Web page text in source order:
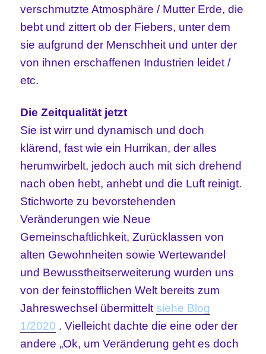
verschmutzte Atmosphäre / Mutter Erde, die
bebt und zittert ob der Fiebers, unter dem
sie aufgrund der Menschheit und unter der
von ihnen erschaffenen Industrien leidet /
etc.
Die Zeitqualität jetzt
Sie ist wirr und dynamisch und doch
klärend, fast wie ein Hurrikan, der alles
herumwirbelt, jedoch auch mit sich drehend
nach oben hebt, anhebt und die Luft reinigt.
Stichworte zu bevorstehenden
Veränderungen wie Neue
Gemeinschaftlichkeit, Zurücklassen von
alten Gewohnheiten sowie Wertewandel
und Bewusstheitserweiterung wurden uns
von der feinstofflichen Welt bereits zum
Jahreswechsel übermittelt siehe Blog
1/2020 . Vielleicht dachte die eine oder der
andere „Ok, um Veränderung geht es doch